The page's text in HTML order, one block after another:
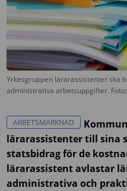
Yrkesgruppen lärarassistenter ska
administrativa arbetsuppgifter.
ARBETSMARKNAD
lärarassistenter till sina
statsbidrag för de
lärarassistent avlastar
administrativa och